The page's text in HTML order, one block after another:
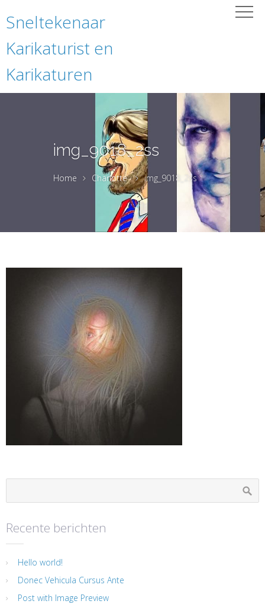
Sneltekenaar
Karikaturist en
Karikaturen
img_9018_2ss
Home Charlotte img_9018_2ss
Recente berichten
Hello world!
Donec Vehicula Cursus Ante
Post with Image Preview